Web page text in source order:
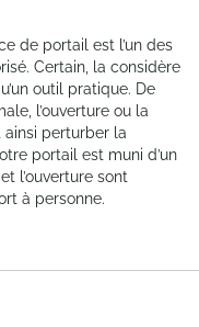
de portail est l’un des
Certain, la considère
outil pratique. De
l’ouverture ou la
perturber la
portail est muni d’un
l’ouverture sont
à personne.